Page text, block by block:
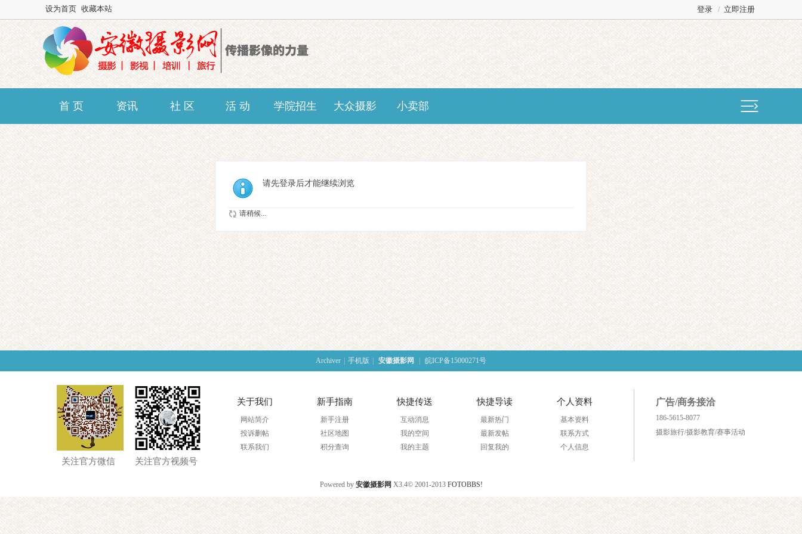
设为首页 收藏本站 登录 / 立即注册
首 页 资讯 社 区 活 动 学院招生 大众摄影 小卖部
请先登录后才能继续浏览
请稍候...
Archiver 手机版 安徽摄影网 皖ICP备15000271号
关注官方微信 关注官方视频号
关于我们
网站简介
投诉删帖
联系我们
新手指南
新手注册
社区地图
积分查询
快捷传送
互动消息
我的空间
我的主题
快捷导读
最新热门
最新发帖
回复我的
个人资料
基本资料
联系方式
个人信息
广告/商务接洽
186-5615-8077
摄影旅行/摄影教育/赛事活动
Powered by 安徽摄影网 X3.4© 2001-2013 FOTOBBS!